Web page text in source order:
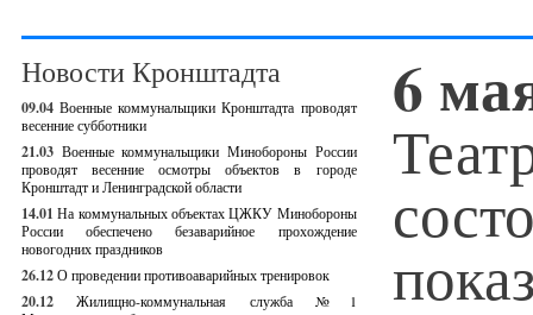
Новости Кронштадта
09.04 Военные коммунальщики Кронштадта проводят
весенние субботники
21.03 Военные коммунальщики Минобороны России
проводят весенние осмотры объектов в городе
Кронштадт и Ленинградской области
14.01 На коммунальных объектах ЦЖКУ Минобороны
России обеспечено безаварийное прохождение
новогодних праздников
26.12О проведении противоаварийных тренировок
20.12
Жилищно-коммунальная служба №1
6